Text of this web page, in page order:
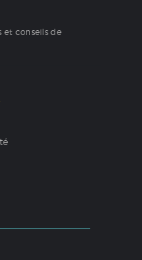
et conseils de